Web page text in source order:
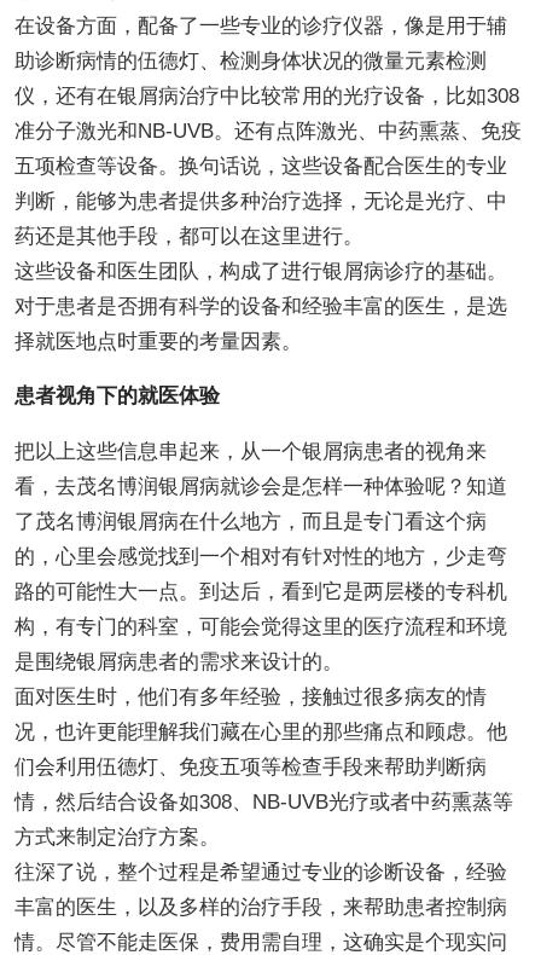
在设备方面，配备了一些专业的诊疗仪器，像是用于辅
助诊断病情的伍德灯、检测身体状况的微量元素检测
仪，还有在银屑病治疗中比较常用的光疗设备，比如308
准分子激光和NB-UVB。还有点阵激光、中药熏蒸、免疫
五项检查等设备。换句话说，这些设备配合医生的专业
判断，能够为患者提供多种治疗选择，无论是光疗、中
药还是其他手段，都可以在这里进行。
这些设备和医生团队，构成了进行银屑病诊疗的基础。
对于患者是否拥有科学的设备和经验丰富的医生，是选
择就医地点时重要的考量因素。
患者视角下的就医体验
把以上这些信息串起来，从一个银屑病患者的视角来
看，去茂名博润银屑病就诊会是怎样一种体验呢？知道
了茂名博润银屑病在什么地方，而且是专门看这个病
的，心里会感觉找到一个相对有针对性的地方，少走弯
路的可能性大一点。到达后，看到它是两层楼的专科机
构，有专门的科室，可能会觉得这里的医疗流程和环境
是围绕银屑病患者的需求来设计的。
面对医生时，他们有多年经验，接触过很多病友的情
况，也许更能理解我们藏在心里的那些痛点和顾虑。他
们会利用伍德灯、免疫五项等检查手段来帮助判断病
情，然后结合设备如308、NB-UVB光疗或者中药熏蒸等
方式来制定治疗方案。
往深了说，整个过程是希望通过专业的诊断设备，经验
丰富的医生，以及多样的治疗手段，来帮助患者控制病
情。尽管不能走医保，费用需自理，这确实是个现实问